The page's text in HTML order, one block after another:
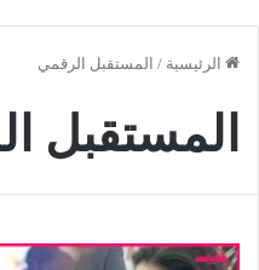
الرئيسية / المستقبل الرقمي
المستقبل